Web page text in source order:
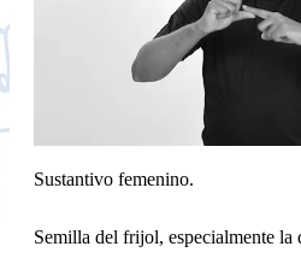
Sustantivo femenino.
Semilla del frijol, especialmente la